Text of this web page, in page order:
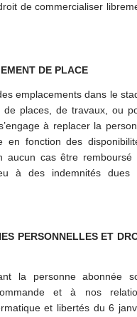
de commercialiser
DE PLACE
emplacements dans le
places, de travaux, ou
à replacer la
en fonction des
aucun cas être remboursé
à des indemnités dues
PERSONNELLES ET
la personne abonnée
et à nos
et libertés du 6